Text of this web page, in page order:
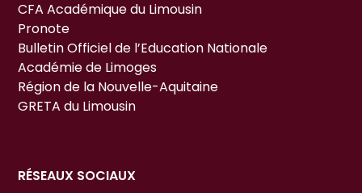
CFA Académique du Limousin
Pronote
Bulletin Officiel de l’Education Nationale
Académie de Limoges
Région de la Nouvelle-Aquitaine
GRETA du Limousin
RÉSEAUX SOCIAUX